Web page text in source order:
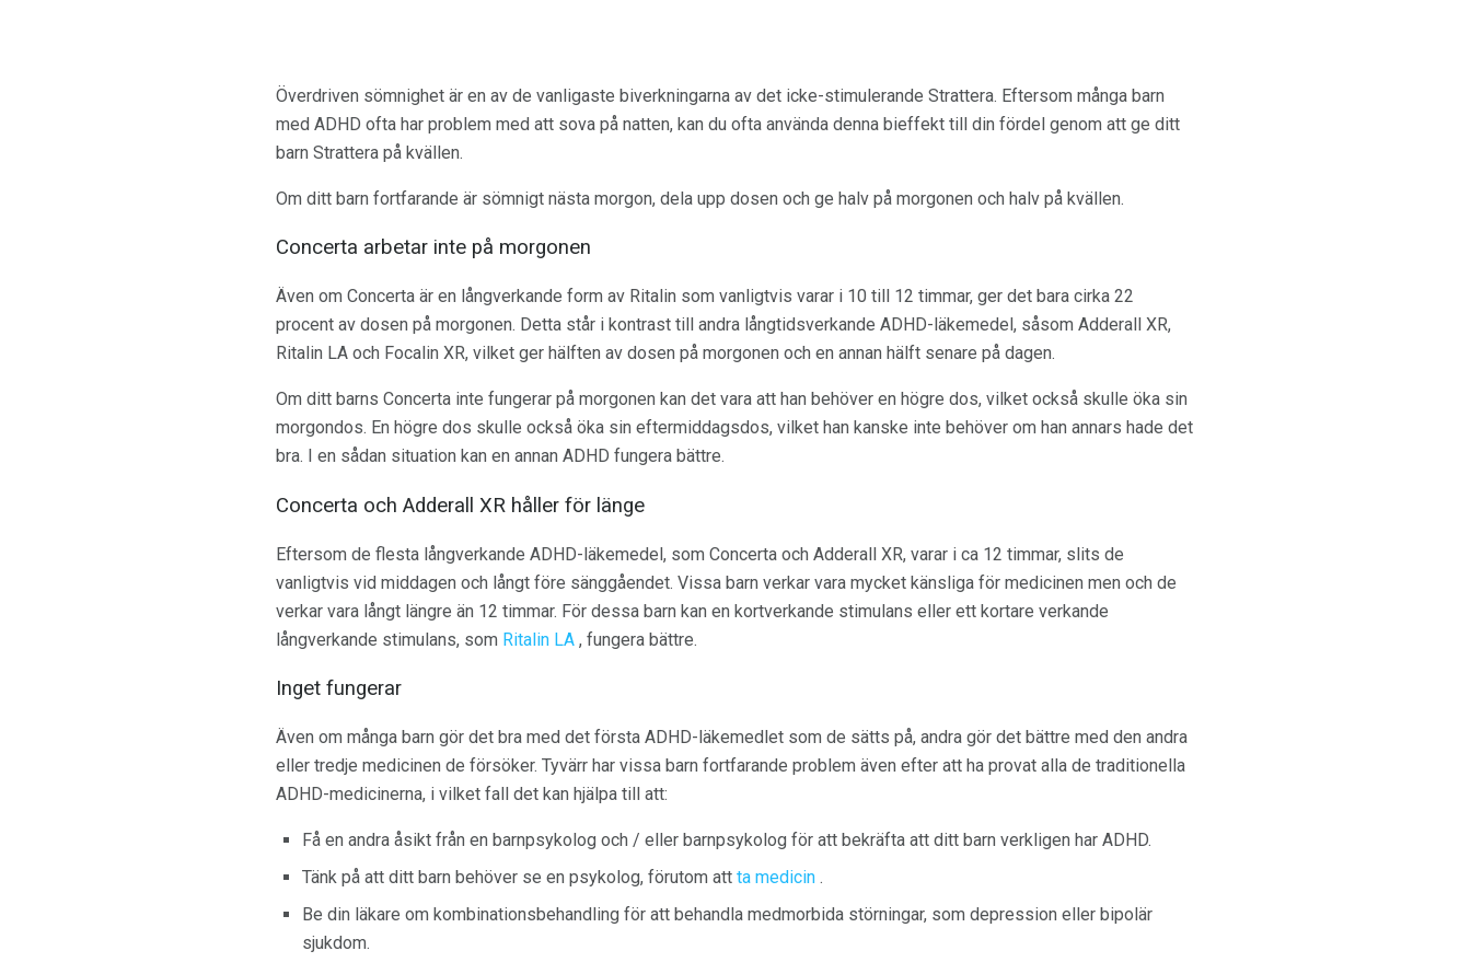
Överdriven sömnighet är en av de vanligaste biverkningarna av det icke-stimulerande Strattera. Eftersom många barn
med ADHD ofta har problem med att sova på natten, kan du ofta använda denna bieffekt till din fördel genom att ge ditt
barn Strattera på kvällen.
Om ditt barn fortfarande är sömnigt nästa morgon, dela upp dosen och ge halv på morgonen och halv på kvällen.
Concerta arbetar inte på morgonen
Även om Concerta är en långverkande form av Ritalin som vanligtvis varar i 10 till 12 timmar, ger det bara cirka 22
procent av dosen på morgonen. Detta står i kontrast till andra långtidsverkande ADHD-läkemedel, såsom Adderall XR,
Ritalin LA och Focalin XR, vilket ger hälften av dosen på morgonen och en annan hälft senare på dagen.
Om ditt barns Concerta inte fungerar på morgonen kan det vara att han behöver en högre dos, vilket också skulle öka sin
morgondos. En högre dos skulle också öka sin eftermiddagsdos, vilket han kanske inte behöver om han annars hade det
bra. I en sådan situation kan en annan ADHD fungera bättre.
Concerta och Adderall XR håller för länge
Eftersom de flesta långverkande ADHD-läkemedel, som Concerta och Adderall XR, varar i ca 12 timmar, slits de
vanligtvis vid middagen och långt före sänggåendet. Vissa barn verkar vara mycket känsliga för medicinen men och de
verkar vara långt längre än 12 timmar. För dessa barn kan en kortverkande stimulans eller ett kortare verkande
långverkande stimulans, som Ritalin LA , fungera bättre.
Inget fungerar
Även om många barn gör det bra med det första ADHD-läkemedlet som de sätts på, andra gör det bättre med den andra
eller tredje medicinen de försöker. Tyvärr har vissa barn fortfarande problem även efter att ha provat alla de traditionella
ADHD-medicinerna, i vilket fall det kan hjälpa till att:
Få en andra åsikt från en barnpsykolog och / eller barnpsykolog för att bekräfta att ditt barn verkligen har ADHD.
Tänk på att ditt barn behöver se en psykolog, förutom att ta medicin .
Be din läkare om kombinationsbehandling för att behandla medmorbida störningar, som depression eller bipolär
sjukdom.